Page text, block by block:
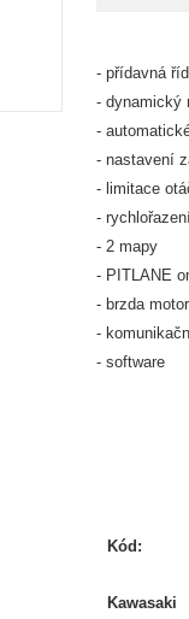
- přídavná
- dynamický
-
- nastavení
- limitace
-
- 2 mapy
- PITLANE
- brzda
-
- software
Kód:
Kawasaki